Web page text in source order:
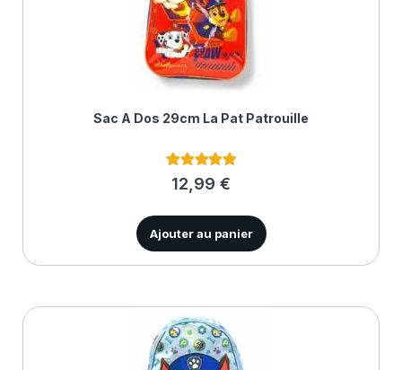
Sac À Dos 29cm La Pat Patrouille
Noté5.00
sur 5 basé
client
12,99 €
Ajouter au panier